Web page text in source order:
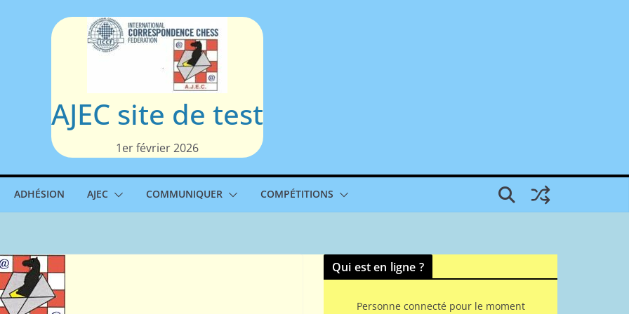
AJEC site de test
1er février 2026
ADHÉSION AJEC COMMUNIQUER COMPÉTITIONS
Qui est en ligne ?
Personne connecté pour le moment